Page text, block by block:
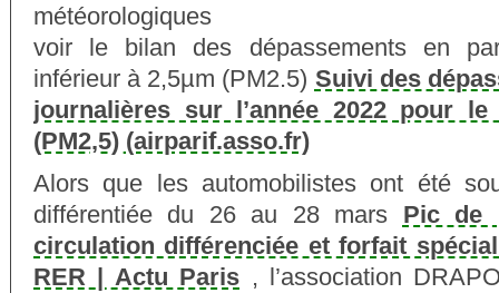
météorologiques
voir le bilan des dépassements en
inférieur à 2,5µm (PM2.5) Suivi des
journalières sur l’année 2022 pour
(PM2,5) (airparif.asso.fr)
Alors que les automobilistes ont été
différentiée du 26 au 28 mars Pic de
circulation différenciée et forfait
RER | Actu Paris , l’association